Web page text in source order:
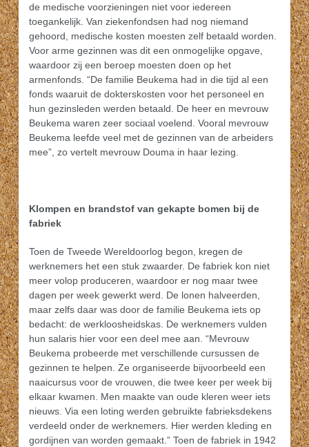
de medische voorzieningen niet voor iedereen
toegankelijk. Van ziekenfondsen had nog niemand
gehoord, medische kosten moesten zelf betaald worden.
Voor arme gezinnen was dit een onmogelijke opgave,
waardoor zij een beroep moesten doen op het
armenfonds. “De familie Beukema had in die tijd al een
fonds waaruit de dokterskosten voor het personeel en
hun gezinsleden werden betaald. De heer en mevrouw
Beukema waren zeer sociaal voelend. Vooral mevrouw
Beukema leefde veel met de gezinnen van de arbeiders
mee”, zo vertelt mevrouw Douma in haar lezing.
Klompen en brandstof van gekapte bomen bij de
fabriek
Toen de Tweede Wereldoorlog begon, kregen de
werknemers het een stuk zwaarder. De fabriek kon niet
meer volop produceren, waardoor er nog maar twee
dagen per week gewerkt werd. De lonen halveerden,
maar zelfs daar was door de familie Beukema iets op
bedacht: de werkloosheidskas. De werknemers vulden
hun salaris hier voor een deel mee aan. “Mevrouw
Beukema probeerde met verschillende cursussen de
gezinnen te helpen. Ze organiseerde bijvoorbeeld een
naaicursus voor de vrouwen, die twee keer per week bij
elkaar kwamen. Men maakte van oude kleren weer iets
nieuws. Via een loting werden gebruikte fabrieksdekens
verdeeld onder de werknemers. Hier werden kleding en
gordijnen van worden gemaakt.” Toen de fabriek in 1942